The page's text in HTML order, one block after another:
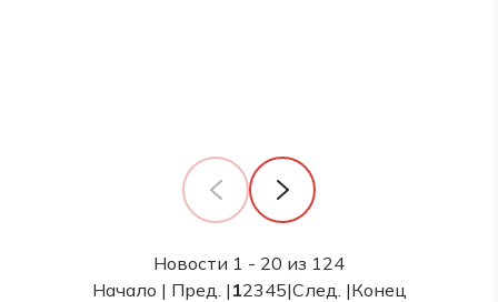
Новости 1 - 20 из 124
Начало | Пред. | 12345|След. |Конец